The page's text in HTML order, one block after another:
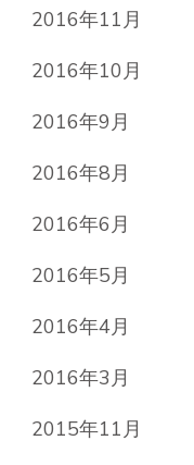
2016年11月
2016年10月
2016年9月
2016年8月
2016年6月
2016年5月
2016年4月
2016年3月
2015年11月